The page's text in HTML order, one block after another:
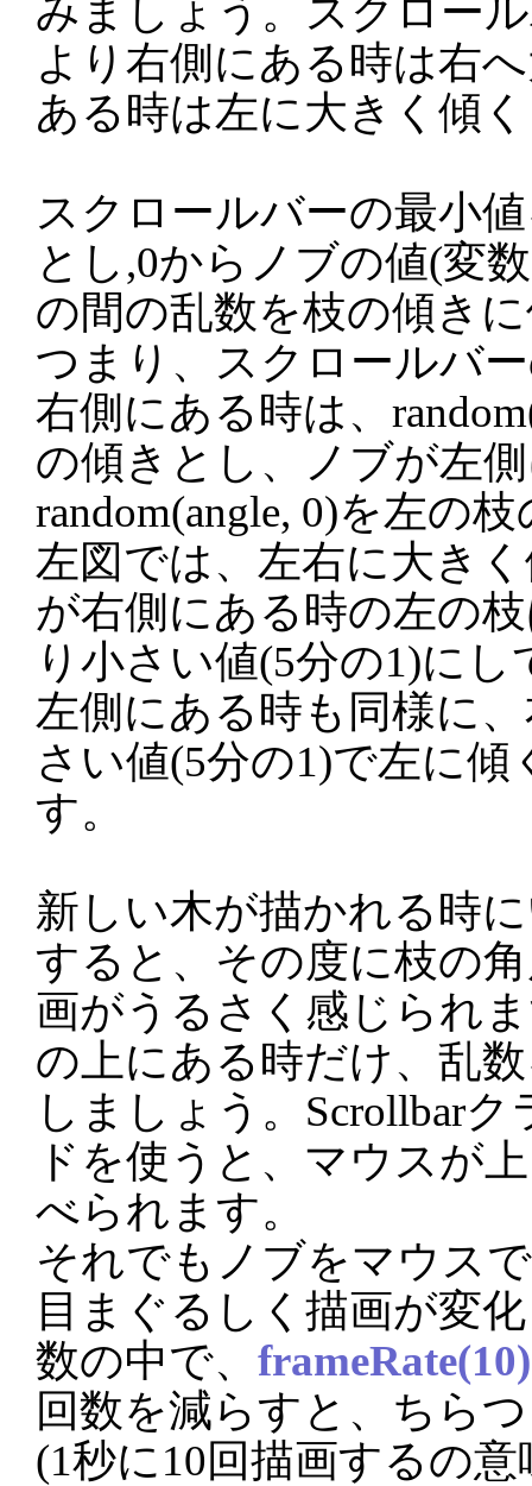
みましょう。スクロー
より右側にある時は右
ある時は左に大きく傾
スクロールバーの最小
とし,0からノブの値(変
の間の乱数を枝の傾き
つまり、スクロールバ
右側にある時は、
の傾きとし、ノブが左
random(angle, 0)を左の
左図では、左右に大き
が右側にある時の左の
り小さい値(5分の1)に
左側にある時も同様に
さい値(5分の1)で左に
す。
新しい木が描かれる時
すると、その度に枝の
画がうるさく感じられ
の上にある時だけ、乱
しましょう。Scrollbar
ドを使うと、マウスが
べられます。
それでもノブをマウス
目まぐるしく描画が変
数の中で、
回数を減らすと、ちら
(1秒に10回描画するの意